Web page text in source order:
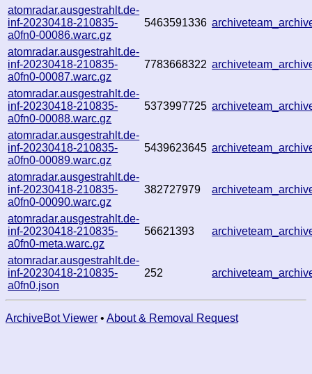
atomradar.ausgestrahlt.de-
inf-20230418-210835-
a0fn0-00086.warc.gz
5463591336
atomradar.ausgestrahlt.de-
inf-20230418-210835-
a0fn0-00087.warc.gz
7783668322
atomradar.ausgestrahlt.de-
inf-20230418-210835-
a0fn0-00088.warc.gz
5373997725
atomradar.ausgestrahlt.de-
inf-20230418-210835-
a0fn0-00089.warc.gz
5439623645
atomradar.ausgestrahlt.de-
inf-20230418-210835-
a0fn0-00090.warc.gz
382727979
atomradar.ausgestrahlt.de-
inf-20230418-210835-
a0fn0-meta.warc.gz
56621393
atomradar.ausgestrahlt.de-
inf-20230418-210835-
a0fn0.json
252
ArchiveBot Viewer • About & Removal Request